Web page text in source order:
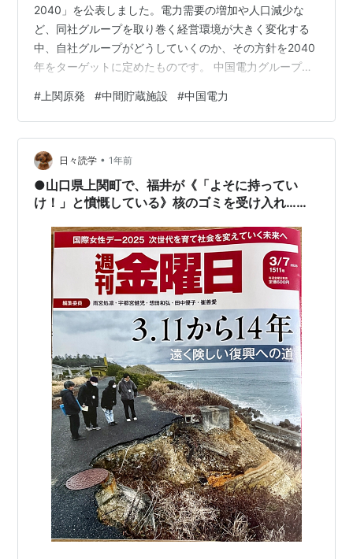
2040」を公表しました。電力需要の増加や人口減少な
ど、同社グループを取り巻く経営環境が大きく変化する
中、自社グループがどうしていくのか、その方針を2040
年をターゲットに定めたものです。 中国電力グループ経
は、将来の展望や、その中で自社が目指す姿、実現のた
めの方法論などが語られていますが、原子力発電に直接
触れているのは、23ページと24ページの2ページだけで
した。
# 上関原発 #中間貯蔵施設 #中国電力
日々読学 • 1年前
●山口県上関町で、福井が《「よそに持ってい
け！」と憤慨している》核のゴミを受け入れ…正
ライドしていく